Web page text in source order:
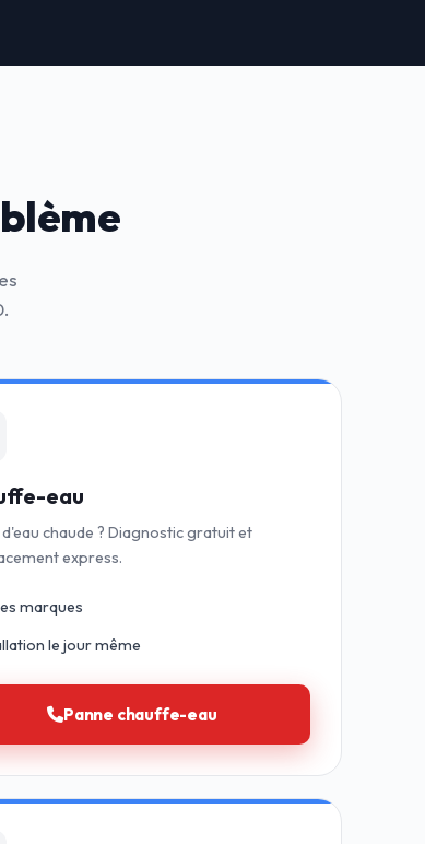
eau
chaude ? Diagnostic gratuit et
express.
marques
le jour même
Panne chauffe-eau